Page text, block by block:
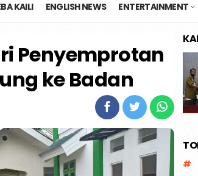
KAILI ENGLISH NEWS ENTERTAINMENT
Penyemprotan
ke Badan